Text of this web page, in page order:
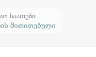
საათები
მითითებული